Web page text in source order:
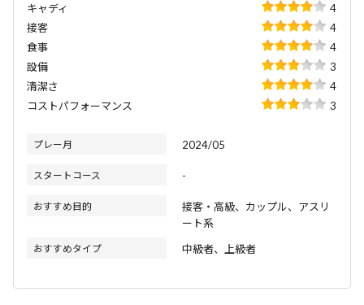
キャディ
4
接客
4
食事
4
設備
3
清潔さ
4
コストパフォーマンス
3
プレー月 2024/05
スタートコース -
おすすめ目的
接客・高級、カップル、アスリ
ート系
おすすめタイプ 中級者、上級者